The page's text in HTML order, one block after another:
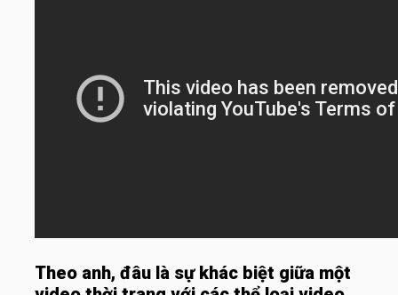
Theo anh, đâu là sự khác biệt giữa một